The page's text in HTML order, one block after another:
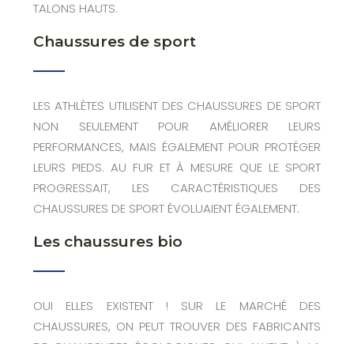
TALONS HAUTS.
Chaussures de sport
LES ATHLÈTES UTILISENT DES CHAUSSURES DE SPORT
NON SEULEMENT POUR AMÉLIORER LEURS
PERFORMANCES, MAIS ÉGALEMENT POUR PROTÉGER
LEURS PIEDS. AU FUR ET À MESURE QUE LE SPORT
PROGRESSAIT, LES CARACTÉRISTIQUES DES
CHAUSSURES DE SPORT ÉVOLUAIENT ÉGALEMENT.
Les chaussures bio
OUI ELLES EXISTENT ! SUR LE MARCHÉ DES
CHAUSSURES, ON PEUT TROUVER DES FABRICANTS